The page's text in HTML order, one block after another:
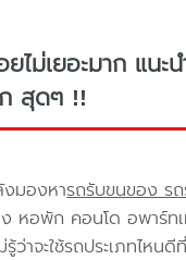
ไม่เยอะมาก แนะ
สุดๆ !!
มองหารถรับขนของ ร
ง หอพัก คอนโด อพาร์ท
ว่าจะใช้รถประเภทไหนดี